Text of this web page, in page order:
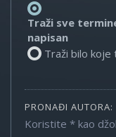
Traži sve
napisan
Traži bilo koje
PRONAĐI AUTORA:
Koristite * kao